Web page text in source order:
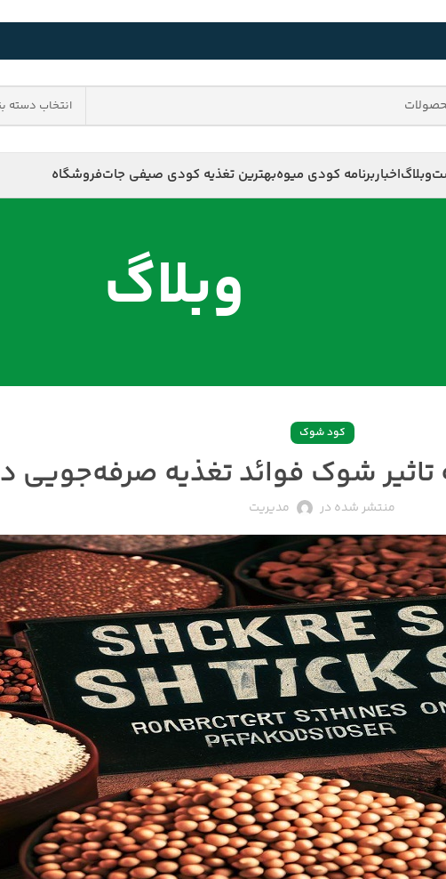
انتخاب دسته
وبلاگاخباربرنامه کودی میوهبهترین تغذیه کودی صیفی جاتفروشگاه
وبلاگ
کود شوک
منتشر شده در مدیریت